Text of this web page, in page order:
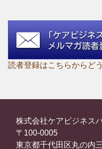
読者登録はこちらからど
株式会社ケアビジネス
〒100-0005
東京都千代田区丸の内